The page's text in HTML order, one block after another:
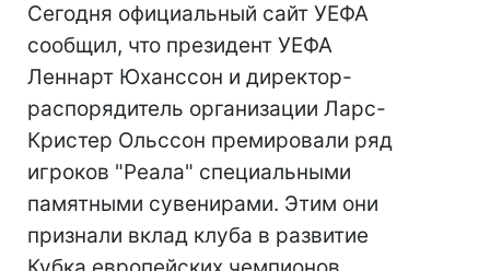
Сегодня официальный сайт УЕФА
сообщил, что президент УЕФА
Леннарт Юханссон и директор-
распорядитель организации Ларс-
Кристер Ольссон премировали ряд
игроков "Реала" специальными
памятными сувенирами. Этим они
признали вклад клуба в развитие